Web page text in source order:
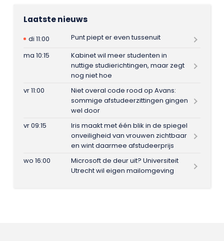
Laatste nieuws
di 11:00
Punt piept er even tussenuit
ma 10:15
Kabinet wil meer studenten in
nuttige studierichtingen, maar zegt
nog niet hoe
vr 11:00
Niet overal code rood op Avans:
sommige afstudeerzittingen gingen
wel door
vr 09:15
Iris maakt met één blik in de spiegel
onveiligheid van vrouwen zichtbaar
en wint daarmee afstudeerprijs
wo 16:00
Microsoft de deur uit? Universiteit
Utrecht wil eigen mailomgeving